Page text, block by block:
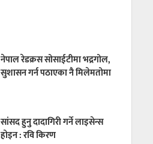
नेपाल रेडक्रस सोसाईटीमा भद्रगोल,
सुशासन गर्न पठाएका नै मिलेमतोमा
सांसद हुनु दादागिरी गर्ने लाइसेन्स
होइन : रवि किरण